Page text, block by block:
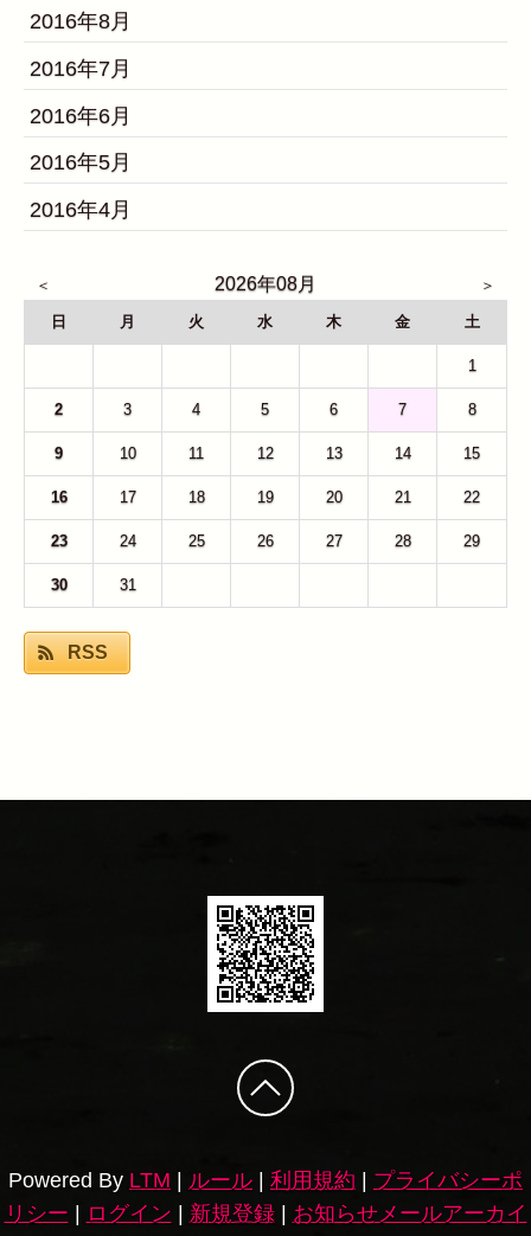
2016年8月
2016年7月
2016年6月
2016年5月
2016年4月
2026年08月
日 月 火 水 木 金 土
1
2 3 4 5 6 7 8
9 10 11 12 13 14 15
16 17 18 19 20 21 22
23 24 25 26 27 28 29
30 31
RSS
Powered By LTM ルール 利用規約
プライバシーポ
リシー
ログイン 新規登録| お知らせメールアーカイ